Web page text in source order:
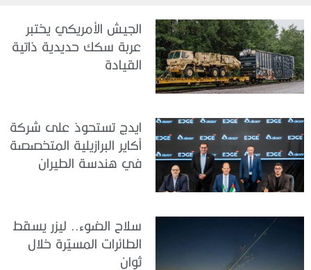
الجيش الأمريكي يختبر
عربة سكك حديدية ذاتية
القيادة
ايدج تستحوذ على شركة
أكاير البرازيلية المتخصصة
في هندسة الطيران
سلاح الضوء.. ليزر يسقط
الطائرات المسيّرة خلال
ثوانٍ